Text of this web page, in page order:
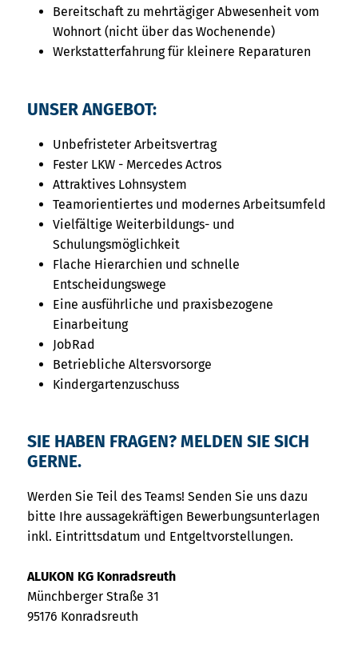
Bereitschaft zu mehrtägiger Abwesenheit vom
Wohnort (nicht über das Wochenende)
Werkstatterfahrung für kleinere Reparaturen
UNSER ANGEBOT:
Unbefristeter Arbeitsvertrag
Fester LKW - Mercedes Actros
Attraktives Lohnsystem
Teamorientiertes und modernes Arbeitsumfeld
Vielfältige Weiterbildungs- und
Schulungsmöglichkeit
Flache Hierarchien und schnelle
Entscheidungswege
Eine ausführliche und praxisbezogene
Einarbeitung
JobRad
Betriebliche Altersvorsorge
Kindergartenzuschuss
SIE HABEN FRAGEN? MELDEN SIE SICH
GERNE.
Werden Sie Teil des Teams! Senden Sie uns dazu
bitte Ihre aussagekräftigen Bewerbungsunterlagen
inkl. Eintrittsdatum und Entgeltvorstellungen.
ALUKON KG Konradsreuth
Münchberger Straße 31
95176 Konradsreuth